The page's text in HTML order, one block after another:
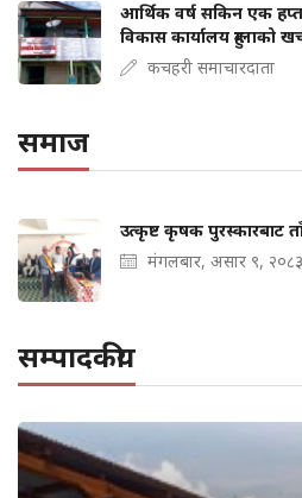
आर्थिक वर्ष सकिन एक
विकास कार्यालय हुम्लाको
कचहरी समाचारदाता
समाज
उत्कृष्ट कृषक पुरस्कारबाट
मंगलबार, असार ९, २०८३
सम्पादकीय